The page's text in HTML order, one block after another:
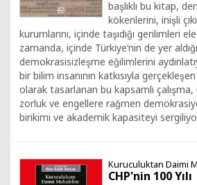
başlıklı bu kitap,
kökenlerini, inişli
kurumlarını, içinde taşıdığı gerilimleri
zamanda, içinde Türkiye’nin de yer
demokrasisizleşme eğilimlerini
bir bilim insanının katkısıyla
olarak tasarlanan bu kapsamlı
zorluk ve engellere rağmen
birikimi ve akademik kapasiteyi
Kuruculuktan Daimi
CHP'nin 100 Yılı